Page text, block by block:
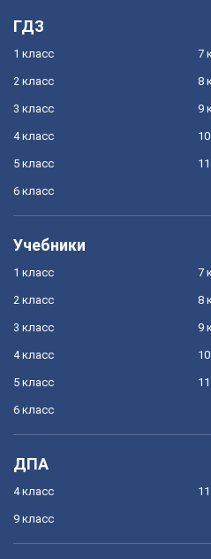
ГДЗ
1 класс
2 класс
3 класс
4 класс
5 класс
6 класс
7
8
9
Учебники
1 класс
2 класс
3 класс
4 класс
5 класс
6 класс
7
8
9
ДПА
4 класс
9 класс